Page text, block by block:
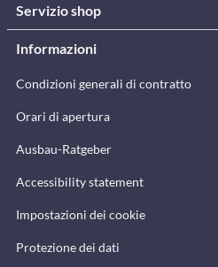
Servizio shop
Informazioni
Condizioni generali di contratto
Orari di apertura
Ausbau-Ratgeber
Accessibility statement
Impostazioni dei cookie
Protezione dei dati